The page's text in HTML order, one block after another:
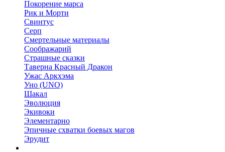
Покорение марса
Рик и Морти
Свинтус
Серп
Смертельные материалы
Соображарий
Страшные сказки
Таверна Красный Дракон
Ужас Аркхэма
Уно (UNO)
Шакал
Эволюция
Экивоки
Элементарно
Эпичные схватки боевых магов
Эрудит